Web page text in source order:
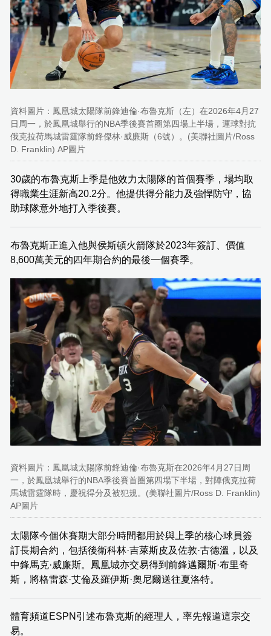
資料圖片：鳳凰城太陽隊前鋒迪倫·布魯克斯（左）在2026年4月27
日周一，於鳳凰城舉行的NBA季後賽首圈第四場上半場，運球對抗
俄克拉荷馬城雷霆隊前鋒傑林·威廉斯（6號）。(美聯社圖片/Ross
D. Franklin) AP圖片
30歲的布魯克斯上季是他效力太陽隊的首個賽季，場均取
得職業生涯新高20.2分。他提供得分能力及強悍防守，協
助球隊意外地打入季後賽。
布魯克斯正進入他與侯斯頓火箭隊於2023年簽訂、價值
8,600萬美元的四年期合約的最後一個賽季。
資料圖片：鳳凰城太陽隊前鋒迪倫·布魯克斯在2026年4月27日周
一，於鳳凰城舉行的NBA季後賽首圈第四場下半場，對陣俄克拉荷
馬城雷霆隊時，慶祝得分及被犯規。(美聯社圖片/Ross D. Franklin)
AP圖片
太陽隊今個休賽期大部分時間都用於與上季的核心球員簽
訂長期合約，包括後衛科林·吉萊斯皮及佐敦·古德溫，以及
中鋒馬克·威廉斯。鳳凰城亦交易得到前鋒邁爾斯·布里奇
斯，將格雷森·艾倫及羅伊斯·奧尼爾送往夏洛特。
體育頻道ESPN引述布魯克斯的經理人，率先報道這宗交
易。